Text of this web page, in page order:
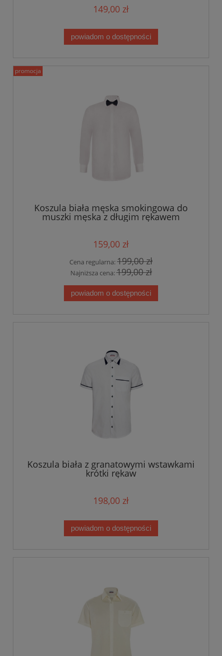
149,00 zł
powiadom o dostępności
Koszula biała męska smokingowa do
muszki męska z długim rękawem
159,00 zł
Cena regularna:199,00 zł
Najniższa cena:199,00 zł
powiadom o dostępności
promocja
Koszula biała z granatowymi wstawkami
krótki rękaw
198,00 zł
powiadom o dostępności